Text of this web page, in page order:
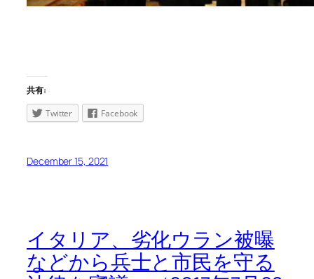
共有:
Twitter
Facebook
December 15, 2021
イタリア、劣化ウラン被曝
などから兵士と市民を守る